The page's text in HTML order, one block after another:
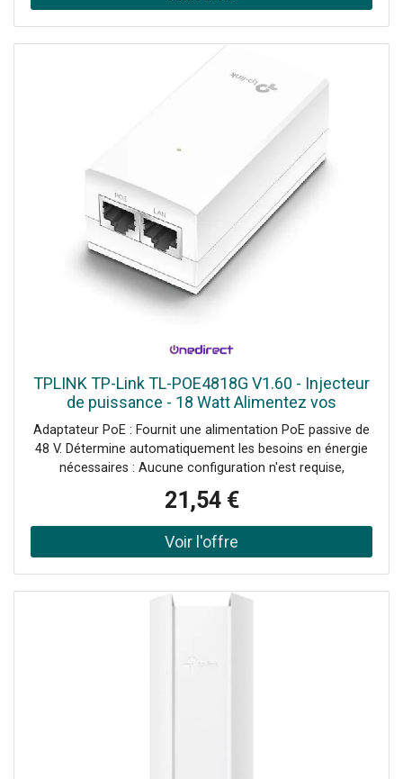
TPLINK TP-Link TL-POE4818G V1.60 - Injecteur
de puissance - 18 Watt Alimentez vos
dispositifs en toute simplicité.
Adaptateur PoE : Fournit une alimentation PoE passive de
48 V. Détermine automatiquement les besoins en énergie
nécessaires : Aucune configuration n'est requise,
d'alimentation. Support de vitesse Gigabit : Transmet des
données à des vitesses Gigabit pour une connectivité
rapide.
21,54 €